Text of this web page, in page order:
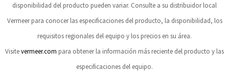
disponibilidad del producto pueden variar. Consulte a su distribuidor local
Vermeer para conocer las especificaciones del producto, la disponibilidad, los
requisitos regionales del equipo y los precios en su área.
Visitevermeer.com para obtener la información más reciente del producto y las
especificaciones del equipo.